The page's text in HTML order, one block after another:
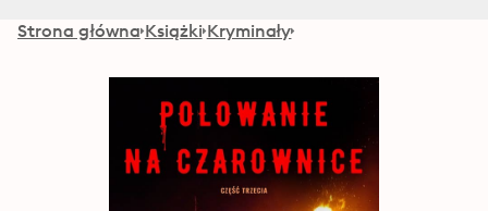
Strona główna Książki Kryminały